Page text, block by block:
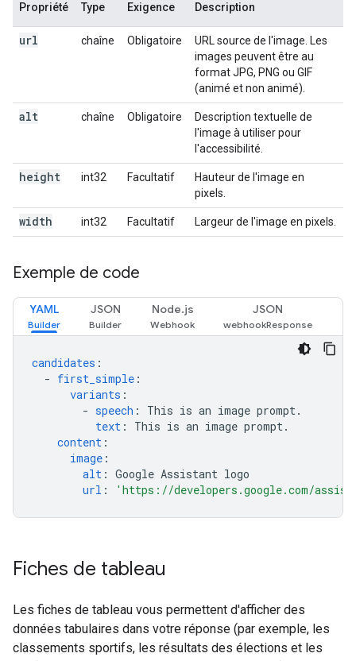
Propriété Type Exigence Description
url chaîne Obligatoire
URL source de l'image. Les
images peuvent être au
format JPG, PNG ou GIF
(animé et non animé).
alt chaîne Obligatoire
Description textuelle de
l'image à utiliser pour
l'accessibilité.
height int32 Facultatif
Hauteur de l'image en
pixels.
width int32 Facultatif Largeur de l'image en pixels.
Exemple de code
YAML JSON Node.js JSON
candidates :
- first_simple :
variants :
- speech :
This is an image prompt.
text :
This is an image prompt.
content :
image :
alt : Google Assistant logo
url : 'https://developers.google.com/
Fiches de tableau
Les fiches de tableau vous permettent d'afficher des
données tabulaires dans votre réponse (par exemple, les
classements sportifs, les résultats des élections et les